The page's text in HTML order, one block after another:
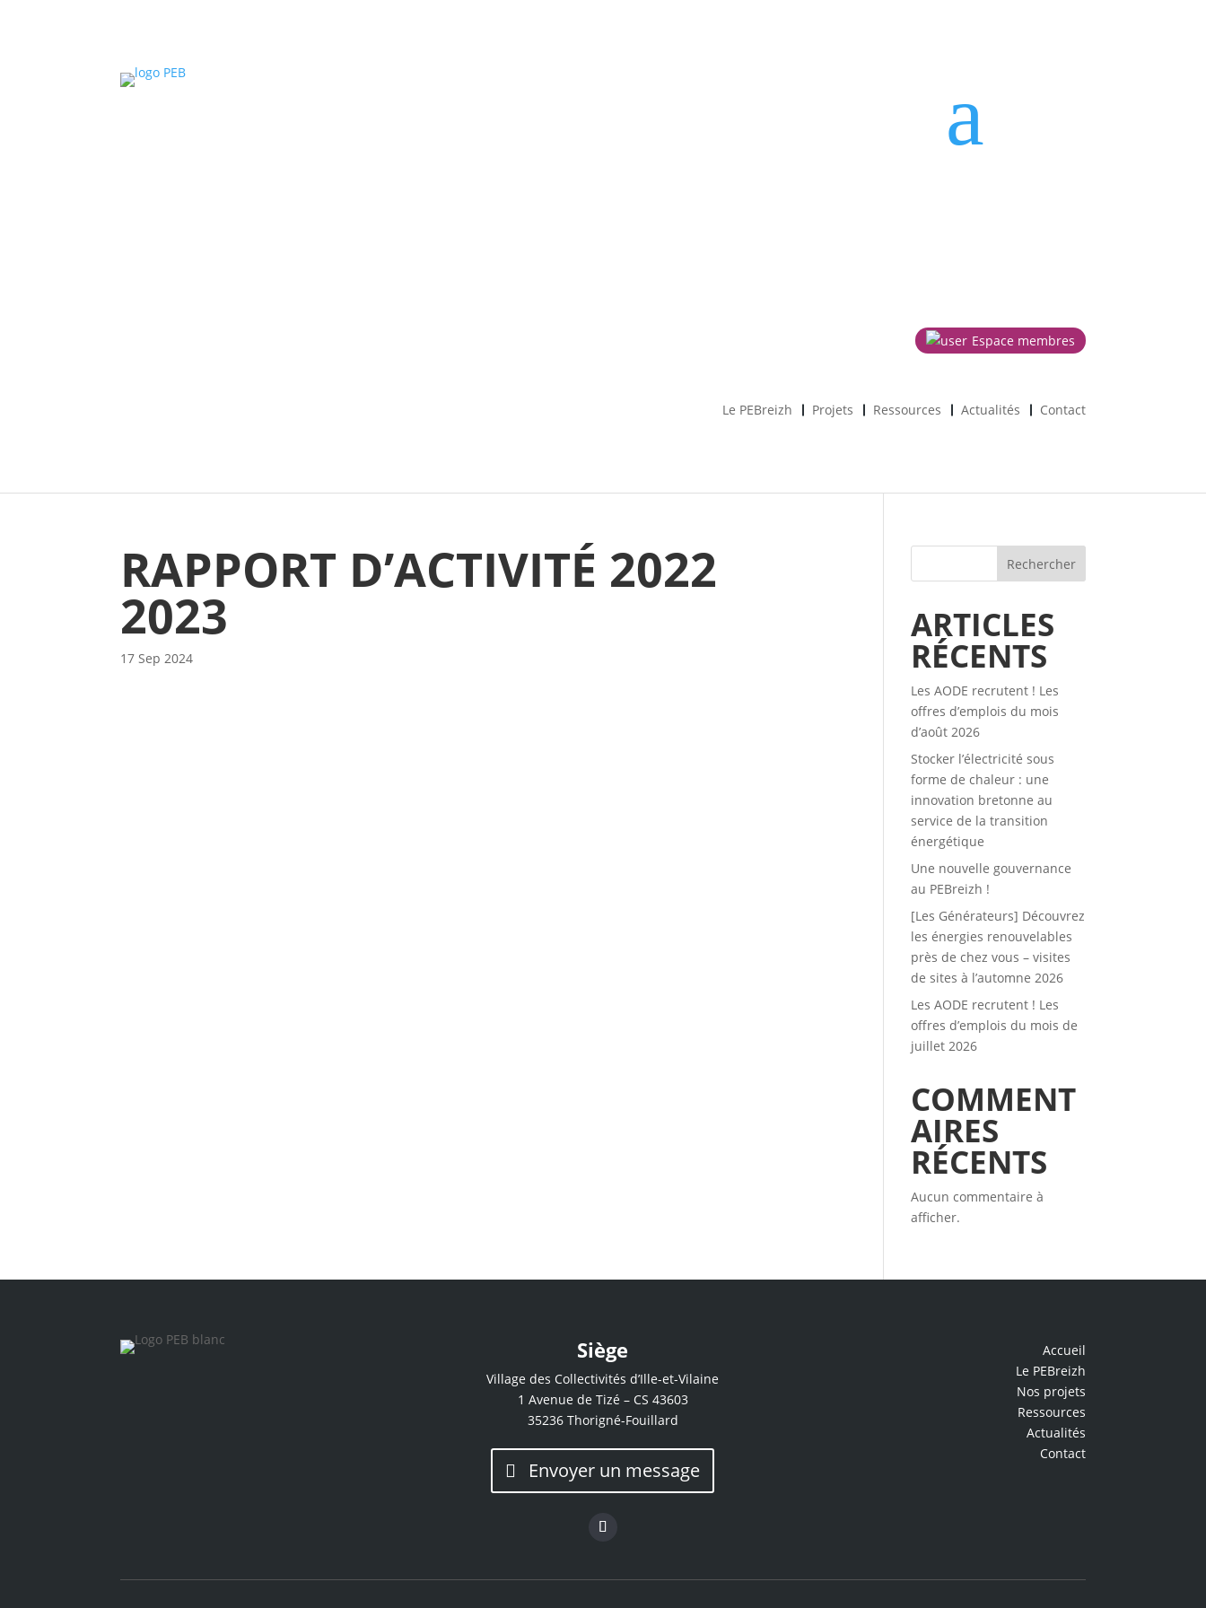
a
Espace membres
Le PEBreizh Projets Ressources Actualités Contact
RAPPORT D’ACTIVITÉ 2022
2023
17 Sep 2024
Rechercher
ARTICLES
RÉCENTS
Les AODE recrutent ! Les
offres d’emplois du mois
d’août 2026
Stocker l’électricité sous
forme de chaleur : une
innovation bretonne au
service de la transition
énergétique
Une nouvelle gouvernance
au PEBreizh !
[Les Générateurs] Découvrez
les énergies renouvelables
près de chez vous – visites
de sites à l’automne 2026
Les AODE recrutent ! Les
offres d’emplois du mois de
juillet 2026
COMMENT
AIRES
RÉCENTS
Aucun commentaire à
afficher.
Siège
Village des Collectivités d’Ille-et-Vilaine
1 Avenue de Tizé – CS 43603
35236 Thorigné-Fouillard
Envoyer un message
Accueil
Le PEBreizh
Nos projets
Ressources
Actualités
Contact